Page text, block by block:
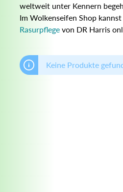
weltweit unter Kennern
Im Wolkenseifen Shop
Rasurpflege von DR Harris
Keine Produkte